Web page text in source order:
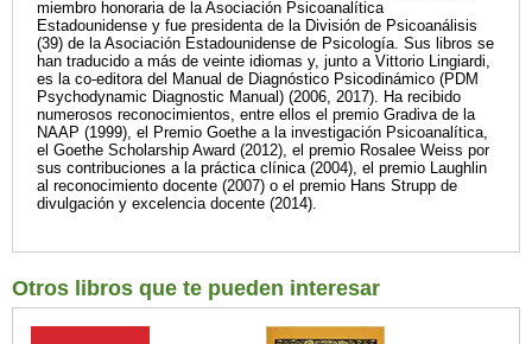
miembro honoraria de la Asociación Psicoanalítica
Estadounidense y fue presidenta de la División de Psicoanálisis
(39) de la Asociación Estadounidense de Psicología. Sus libros se
han traducido a más de veinte idiomas y, junto a Vittorio Lingiardi,
es la co-editora del Manual de Diagnóstico Psicodinámico (PDM
Psychodynamic Diagnostic Manual) (2006, 2017). Ha recibido
numerosos reconocimientos, entre ellos el premio Gradiva de la
NAAP (1999), el Premio Goethe a la investigación Psicoanalítica,
el Goethe Scholarship Award (2012), el premio Rosalee Weiss por
sus contribuciones a la práctica clínica (2004), el premio Laughlin
al reconocimiento docente (2007) o el premio Hans Strupp de
divulgación y excelencia docente (2014).
Otros libros que te pueden interesar